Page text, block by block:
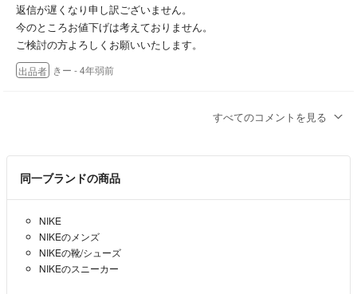
返信が遅くなり申し訳ございません。
今のところお値下げは考えておりません。
ご検討の方よろしくお願いいたします。
出品者 きー - 4年弱前
返信が遅くなり申し訳ございません。
今のところお値下げは考えておりません。
ご検討の方よろしくお願いいたします。
出品者 きー- 約4年前
すべてのコメントを見る
同一ブランドの商品
NIKE
NIKEのメンズ
NIKEの靴/シューズ
NIKEのスニーカー